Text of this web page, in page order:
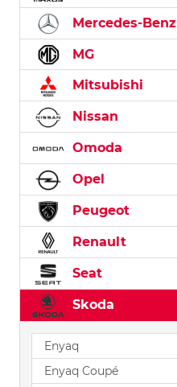
Mercedes-Benz
MG
Mitsubishi
Nissan
Omoda
Opel
Peugeot
Renault
Seat
Skoda
Enyaq
Enyaq Coupé